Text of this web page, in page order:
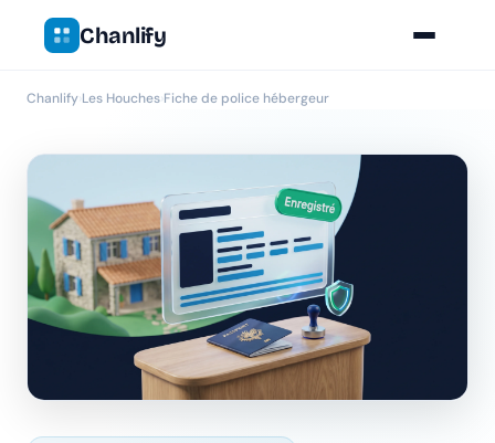
Chanlify
Chanlify›Les Houches›Fiche de police hébergeur